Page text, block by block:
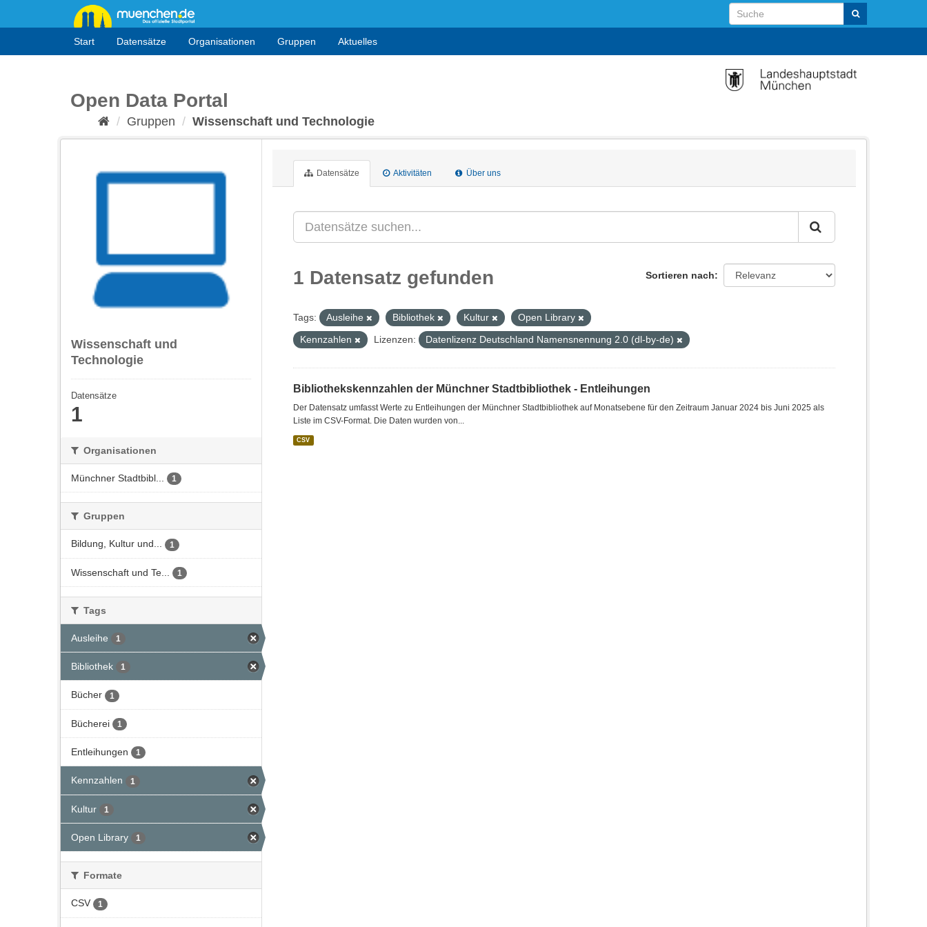
Start Datensätze Organisationen Gruppen Aktuelles
Open Data Portal
Gruppen Wissenschaft und Technologie
Wissenschaft und
Technologie
Datensätze
1
Organisationen
Münchner Stadtbibl... 1
Gruppen
Bildung, Kultur und... 1
Wissenschaft und Te... 1
Tags
Ausleihe 1
Bibliothek 1
Bücher 1
Bücherei 1
Entleihungen 1
Kennzahlen 1
Kultur 1
Open Library 1
Formate
CSV 1
Datensätze Aktivitäten Über uns
Sortieren nach
1 Datensatz gefunden
Tags: Ausleihe Bibliothek Kultur
Open Library
Kennzahlen
Lizenzen: Datenlizenz Deutschland Namensnennung 2.0 (dl-by-de)
Bibliothekskennzahlen der Münchner Stadtbibliothek - Entleihungen
Der Datensatz umfasst Werte zu Entleihungen der Münchner Stadtbibliothek auf Monatsebene für den Zeitraum Januar 2024 bis Juni 2025 als
Liste im CSV-Format. Die Daten wurden von...
CSV